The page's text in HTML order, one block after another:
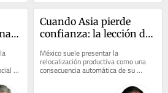
Cuando Asia pierde
confianza: la lección de
México suele presentar la
relocalización productiva como una
consecuencia automática de su